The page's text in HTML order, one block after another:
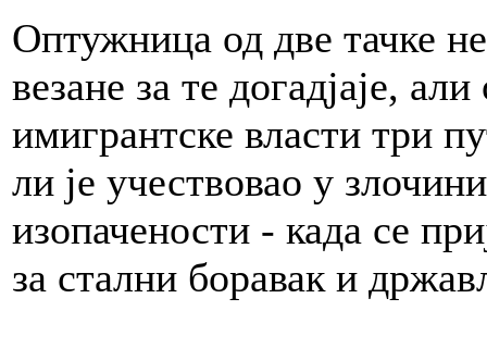
Оптужница од две тачке
везане за те догадјаје,
имигрантске власти три
ли је учествовао у
изопачености - када се
за стални боравак и